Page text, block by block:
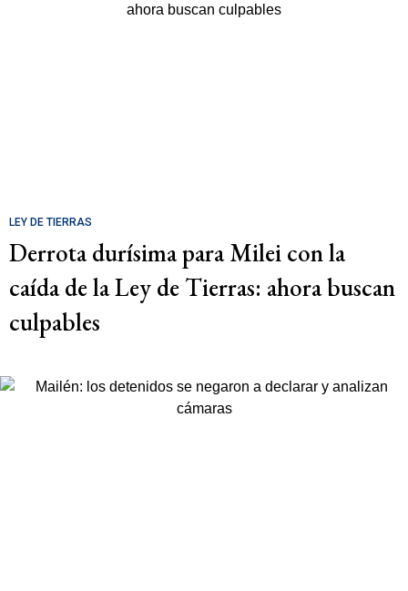
LEY DE TIERRAS
Derrota durísima para Milei con la
caída de la Ley de Tierras: ahora buscan
culpables